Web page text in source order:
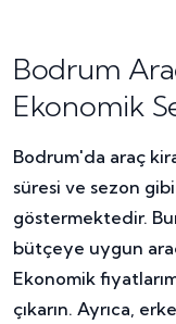
Bodrum
Ekonomik
Bodrum'da araç
süresi ve sezon
göstermektedir.
bütçeye uygun
Ekonomik
çıkarın. Ayrıca,